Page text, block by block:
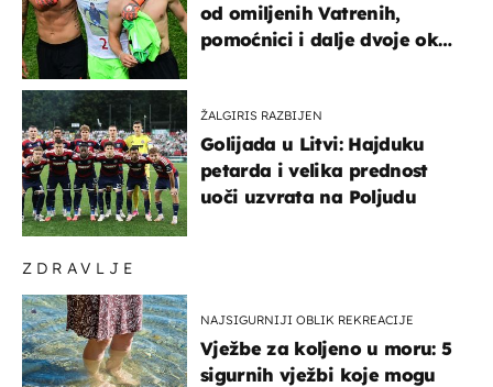
ZDRAVLJE
NAJSIGURNIJI OBLIK REKREACIJE
Vježbe za koljeno u moru: 5
sigurnih vježbi koje mogu
od omiljenih Vatrenih,
pomoćnici i dalje dvoje oko
ŽALGIRIS RAZBIJEN
Golijada u Litvi: Hajduku
petarda i velika prednost
uoči uzvrata na Poljudu